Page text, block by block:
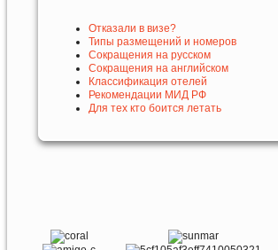
Отказали в визе?
Типы размещений и номеров
Сокращения на русском
Сокращения на английском
Классификация отелей
Рекомендации МИД РФ
Для тех кто боится летать